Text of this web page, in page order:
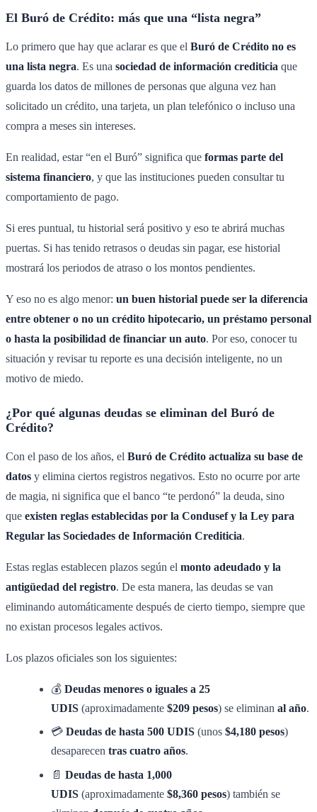
El Buró de Crédito: más que una “lista negra”
Lo primero que hay que aclarar es que el Buró de Crédito no es
una lista negra. Es una sociedad de información crediticia que
guarda los datos de millones de personas que alguna vez han
solicitado un crédito, una tarjeta, un plan telefónico o incluso una
compra a meses sin intereses.
En realidad, estar “en el Buró” significa que formas parte del
sistema financiero, y que las instituciones pueden consultar tu
comportamiento de pago.
Si eres puntual, tu historial será positivo y eso te abrirá muchas
puertas. Si has tenido retrasos o deudas sin pagar, ese historial
mostrará los periodos de atraso o los montos pendientes.
Y eso no es algo menor: un buen historial puede ser la diferencia
entre obtener o no un crédito hipotecario, un préstamo personal
o hasta la posibilidad de financiar un auto. Por eso, conocer tu
situación y revisar tu reporte es una decisión inteligente, no un
motivo de miedo.
¿Por qué algunas deudas se eliminan del Buró de
Crédito?
Con el paso de los años, el Buró de Crédito actualiza su base de
datos y elimina ciertos registros negativos. Esto no ocurre por arte
de magia, ni significa que el banco “te perdonó” la deuda, sino
que existen reglas establecidas por la Condusef y la Ley para
Regular las Sociedades de Información Crediticia.
Estas reglas establecen plazos según el monto adeudado y la
antigüedad del registro. De esta manera, las deudas se van
eliminando automáticamente después de cierto tiempo, siempre que
no existan procesos legales activos.
Los plazos oficiales son los siguientes:
💰 Deudas menores o iguales a 25
UDIS (aproximadamente $209 pesos) se eliminan al año.
💳 Deudas de hasta 500 UDIS (unos $4,180 pesos)
desaparecen tras cuatro años.
📄 Deudas de hasta 1,000
UDIS (aproximadamente $8,360 pesos) también se